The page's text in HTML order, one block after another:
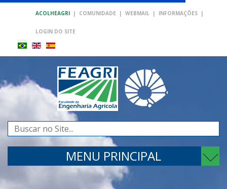
ACOLHEAGRI | COMUNIDADE | WEBMAIL | INFORMAÇÕES |
LOGIN DO SITE
Pesquisar...
MENU PRINCIPAL